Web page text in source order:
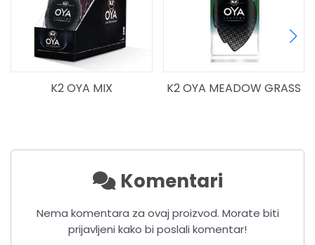
K2 OYA MIX K2 OYA MEADOW GRASS
Komentari
Nema komentara za ovaj proizvod. Morate biti
prijavljeni kako bi poslali komentar!